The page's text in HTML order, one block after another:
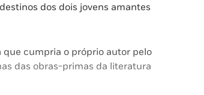
dos dois jovens amantes
que cumpria o próprio autor pelo
das obras-primas da literatura